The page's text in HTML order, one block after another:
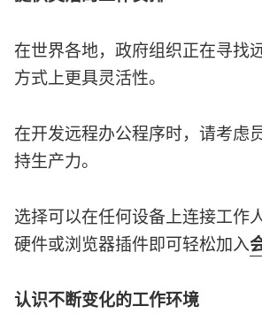
在世界各地，政府组织正在寻找
方式上更具灵活性。
在开发远程办公程序时，请考虑
持生产力。
选择可以在任何设备上连接工作
硬件或浏览器插件即可轻松加入
认识不断变化的工作环境